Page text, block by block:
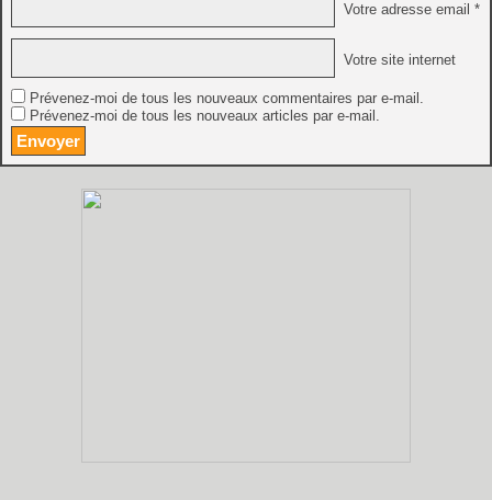
Votre adresse email *
Votre site internet
Prévenez-moi de tous les nouveaux commentaires par e-mail.
Prévenez-moi de tous les nouveaux articles par e-mail.